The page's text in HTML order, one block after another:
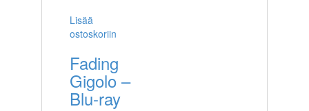
Lisää
ostoskoriin
Fading
Gigolo –
Blu-ray